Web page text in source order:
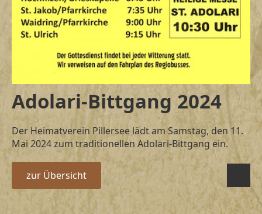
Adolari-Bittgang 2024
Der Heimatverein Pillersee lädt am Samstag, den 11.
Mai 2024 zum traditionellen Adolari-Bittgang ein.
zur Übersicht